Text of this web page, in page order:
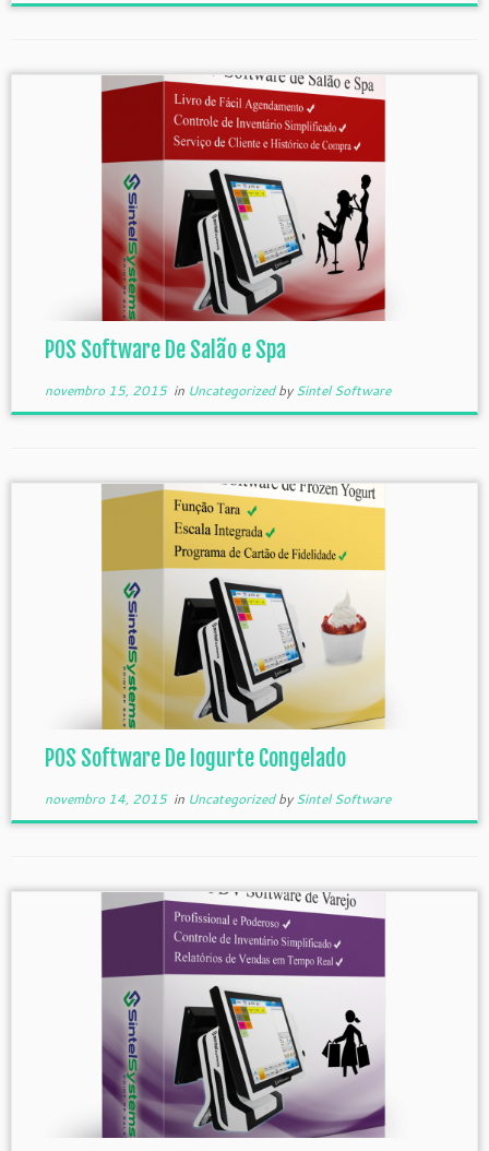
POS Software De Salão e Spa
novembro 15, 2015in UncategorizedbySintel Software
POS Software De Iogurte Congelado
novembro 14, 2015in UncategorizedbySintel Software